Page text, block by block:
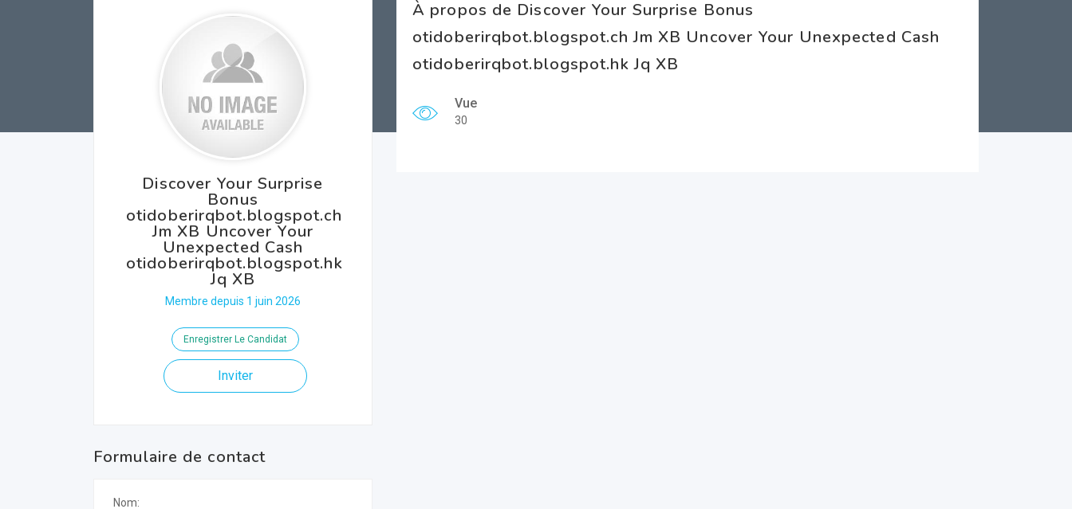
Discover Your Surprise
Bonus
otidoberirqbot.blogspot.ch
Jm XB Uncover Your
Unexpected Cash
otidoberirqbot.blogspot.hk
Jq XB
Membre depuis 1 juin 2026
Enregistrer Le Candidat
Inviter
Formulaire de contact
Nom:
À propos de Discover Your Surprise Bonus
otidoberirqbot.blogspot.ch Jm XB Uncover Your Unexpected Cash
otidoberirqbot.blogspot.hk Jq XB
Vue
30